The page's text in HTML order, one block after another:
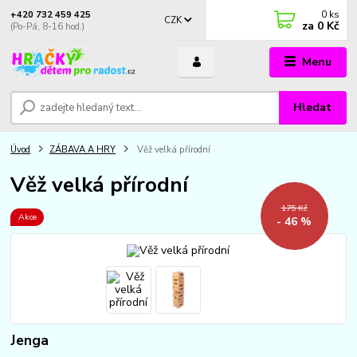
Menu
CZK
Hledat
+420 732 459 425
(Po-Pá, 8-16 hod.)
0 ks
za 0 Kč
Úvod ZÁBAVA A HRY Věž velká přírodní
Věž velká přírodní
Akce
175 Kč
- 46 %
Jenga